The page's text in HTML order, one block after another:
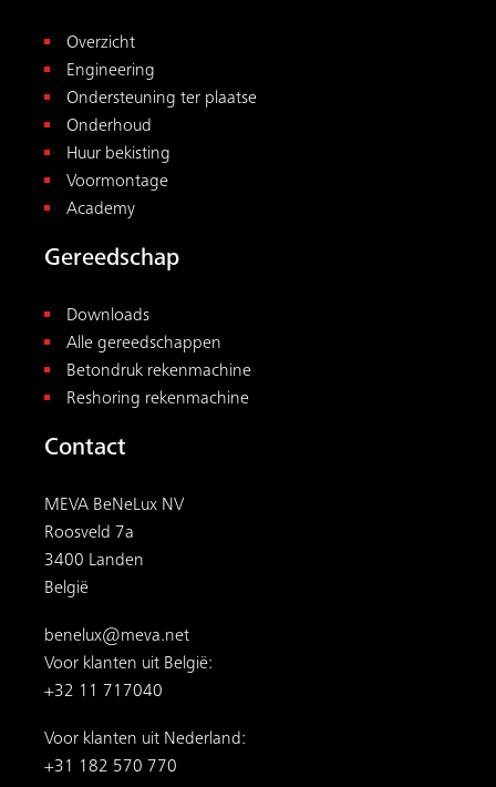
Overzicht
Engineering
Ondersteuning ter plaatse
Onderhoud
Huur bekisting
Voormontage
Academy
Gereedschap
Downloads
Alle gereedschappen
Betondruk rekenmachine
Reshoring rekenmachine
Contact
MEVA BeNeLux NV
Roosveld 7a
3400 Landen
België
benelux@meva.net
Voor klanten uit België:
+32 11 717040
Voor klanten uit Nederland:
+31 182 570 770